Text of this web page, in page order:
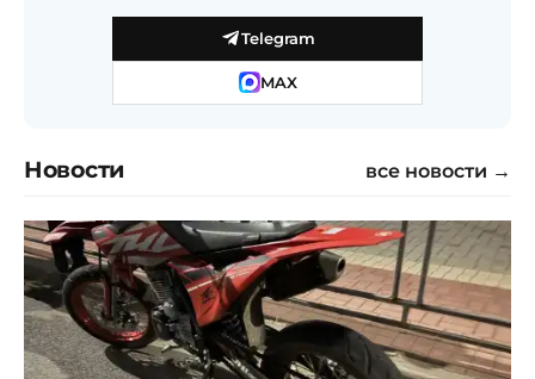
Telegram
MAX
Новости все новости →